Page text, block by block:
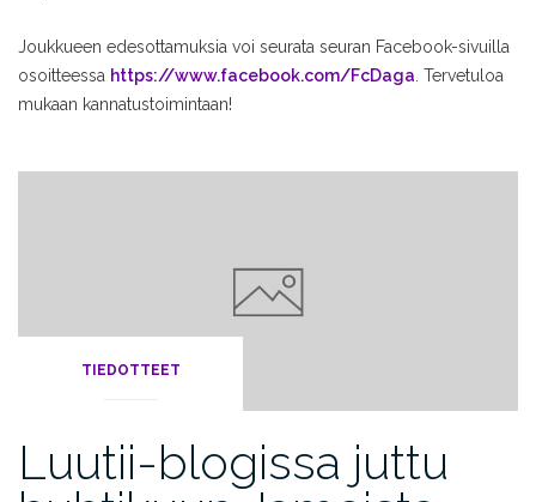
Joukkueen edesottamuksia voi seurata seuran Facebook-sivuilla
osoitteessa https://www.facebook.com/FcDaga . Tervetuloa
mukaan kannatustoimintaan!
TIEDOTTEET
Luutii-blogissa juttu